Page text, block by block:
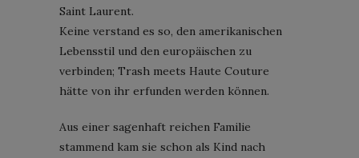
Saint Laurent.
Keine verstand es so, den amerikanischen
Lebensstil und den europäischen zu
verbinden; Trash meets Haute Couture
hätte von ihr erfunden werden können.
Aus einer sagenhaft reichen Familie
stammend kam sie schon als Kind nach